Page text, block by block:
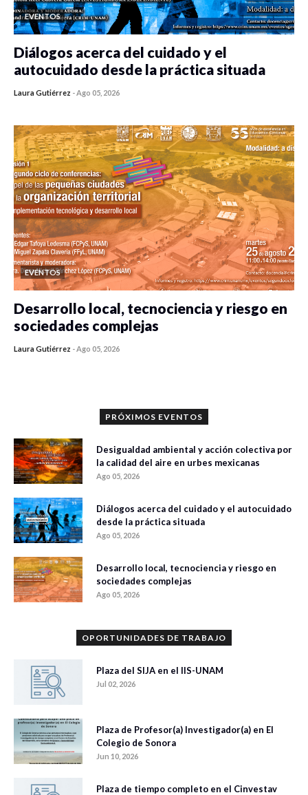
EVENTOS
Diálogos acerca del cuidado y el
autocuidado desde la práctica situada
Laura Gutiérrez -Ago 05, 2026
EVENTOS
Desarrollo local, tecnociencia y riesgo en
sociedades complejas
Laura Gutiérrez -Ago 05, 2026
PRÓXIMOS EVENTOS
Desigualdad ambiental y acción colectiva por
la calidad del aire en urbes mexicanas
Ago 05, 2026
Diálogos acerca del cuidado y el autocuidado
desde la práctica situada
Ago 05, 2026
Desarrollo local, tecnociencia y riesgo en
sociedades complejas
Ago 05, 2026
OPORTUNIDADES DE TRABAJO
Plaza del SIJA en el IIS-UNAM
Jul 02, 2026
Plaza de Profesor(a) Investigador(a) en El
Colegio de Sonora
Jun 10, 2026
Plaza de tiempo completo en el Cinvestav